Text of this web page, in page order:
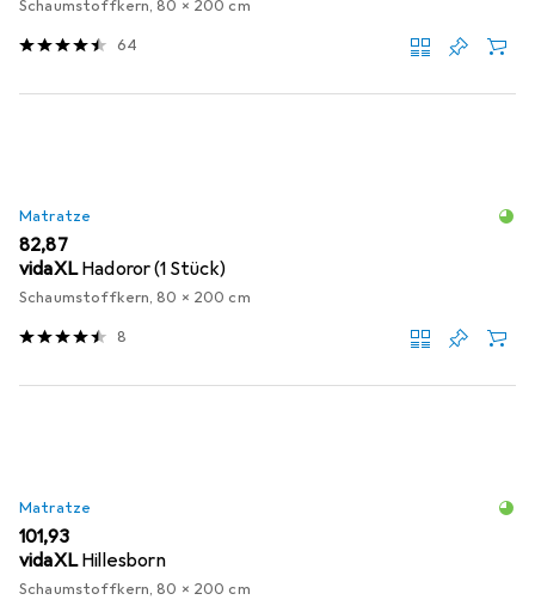
Schaumstoffkern, 80 x 200 cm
64
Matratze
EUR
82,87
vidaXL Hadoror (1 Stück)
Schaumstoffkern, 80 x 200 cm
8
Matratze
EUR
101,93
vidaXL Hillesborn
Schaumstoffkern, 80 x 200 cm